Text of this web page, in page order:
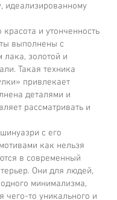
идеализированному
и утонченность
выполнены с
лака, золотой и
Такая техника
привлекает
деталями и
рассматривать и
с его
как нельзя
в современный
Они для людей,
минимализма,
чего-то уникального и